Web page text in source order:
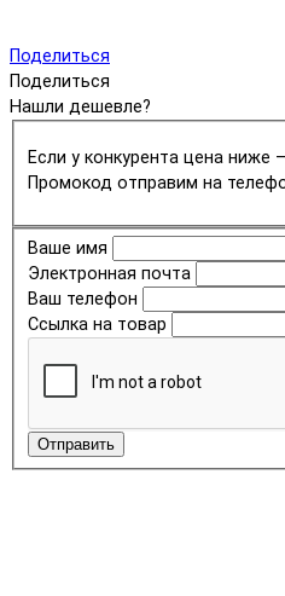
Поделиться
Поделиться
Нашли дешевле?
Если у конкурента цена ниже
Промокод отправим на
Ваше имя
Электронная почта
Ваш телефон
Ссылка на товар
Отправить